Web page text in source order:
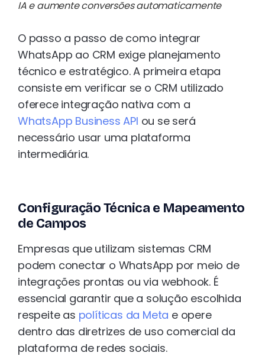
IA e aumente conversões automaticamente
O passo a passo de como integrar
WhatsApp ao CRM exige planejamento
técnico e estratégico. A primeira etapa
consiste em verificar se o CRM utilizado
oferece integração nativa com a
WhatsApp Business API ou se será
necessário usar uma plataforma
intermediária.
Configuração Técnica e Mapeamento
de Campos
Empresas que utilizam sistemas CRM
podem conectar o WhatsApp por meio de
integrações prontas ou via webhook. É
essencial garantir que a solução escolhida
respeite as políticas da Meta e opere
dentro das diretrizes de uso comercial da
plataforma de redes sociais.